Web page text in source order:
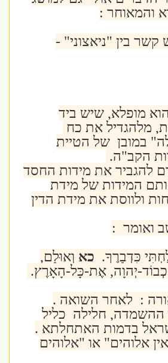
והמאוחר :
בין "ניאצוני" -
מופלא, שיש ביד
מלהגדיל את כח
במובן של הטיית
הקב"ה.
להגביר את מידות החסד
המידות של מידת
ולווסת את מידת הדין
ואומר :
כִּדְבָרֶךָ.כאוְאוּלָם,
יְהוָה, אֶת-כָּל-הָאָרֶץ.
: לאחר השואה .
חלילה כליל
בדמות האתחלתא .
אלוהים" או "אלוהים